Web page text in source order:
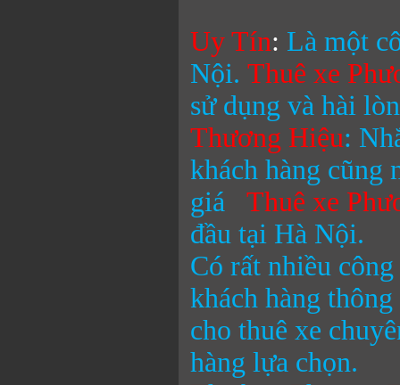
Uy Tín: Là một
Nội. Thuê xe
sử dụng và hài
Thương Hiệu:
khách hàng cũng
giá
Thuê xe
đầu tại Hà Nội.
Có rất nhiều
khách hàng
cho thuê xe
hàng lựa chọn.